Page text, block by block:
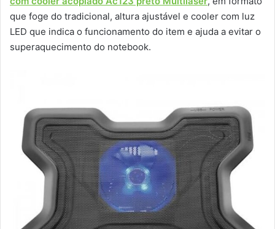
que foge do tradicional, altura ajustável e cooler com luz
LED que indica o funcionamento do item e ajuda a evitar o
superaquecimento do notebook.